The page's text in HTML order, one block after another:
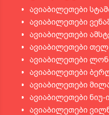
ავიაბილეთები
ავიაბილეთები
ავიაბილეთები
ავიაბილეთები
ავიაბილეთები
ავიაბილეთები
ავიაბილეთები
ავიაბილეთები ნიუ-
ავიაბილეთები